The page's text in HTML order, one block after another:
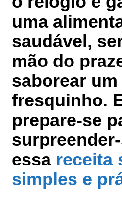
uma
saudável,
mão do
saborear
fresquinho.
prepare-se
essa receita
simples e